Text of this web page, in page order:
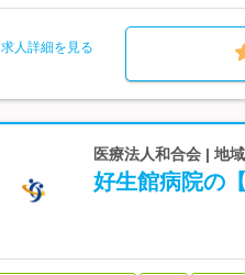
求人詳細を見る
医療法人和合会 | 地
好生館病院の